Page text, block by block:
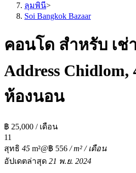
ลุมพินี>
Soi Bangkok Bazaar
คอนโด สำหรับ เช่
Address Chidlom,
ห้องนอน
฿ 25,000 / เดือน
11
สุทธิ 45 m²@฿ 556 / m² / เดือน
อัปเดตล่าสุด 21 พ.ย. 2024